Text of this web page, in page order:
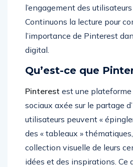
l’engagement des utilisateurs
Continuons la lecture pour
l’importance de Pinterest
digital.
Qu’est-ce que
Pinterest est une plateforme
sociaux axée sur le partage
utilisateurs peuvent «
des « tableaux »
collection visuelle de leurs
idées et des inspirations. Ce